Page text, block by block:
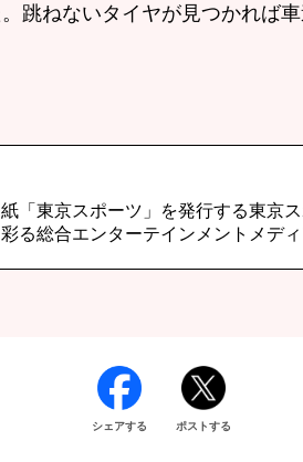
跳ねないタイヤが見つかれば
「東京スポーツ」を発行する東京
る総合エンターテインメントメデ
シェアする ポストする